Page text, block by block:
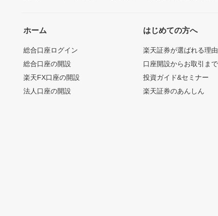
ホーム
総合口座ログイン
総合口座の開設
楽天FX口座の開設
法人口座の開設
はじめての方へ
楽天証券が選ばれる理由
口座開設からお取引ま
投資ガイド&セミナー
楽天証券のあんしん